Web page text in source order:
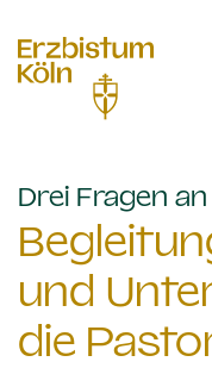
Drei Fragen
und
die